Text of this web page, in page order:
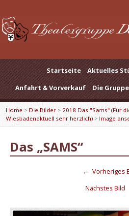
Startseite
Aktuelles
Anfahrt & Vorverkauf
Die Gruppe
Home > Die Bilder> 2018 Das "Sams" (Für
Wiesbadenaktuell sehr herzlich)> Image
Das „SAMS“
← Vorheriges
Nächstes Bild